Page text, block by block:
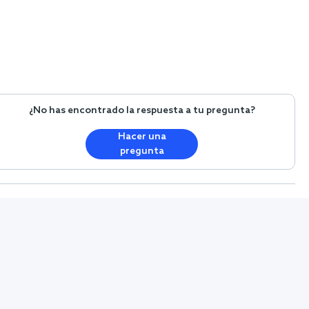
¿No has encontrado la respuesta a tu pregunta?
Hacer una
pregunta